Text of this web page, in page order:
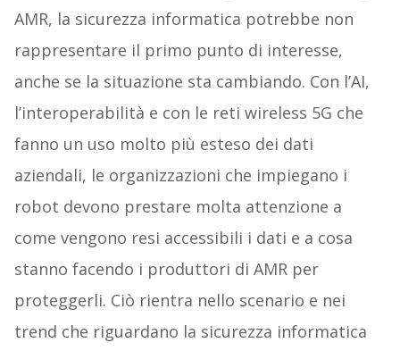
AMR, la sicurezza informatica potrebbe non
rappresentare il primo punto di interesse,
anche se la situazione sta cambiando. Con l’AI,
l’interoperabilità e con le reti wireless 5G che
fanno un uso molto più esteso dei dati
aziendali, le organizzazioni che impiegano i
robot devono prestare molta attenzione a
come vengono resi accessibili i dati e a cosa
stanno facendo i produttori di AMR per
proteggerli. Ciò rientra nello scenario e nei
trend che riguardano la sicurezza informatica